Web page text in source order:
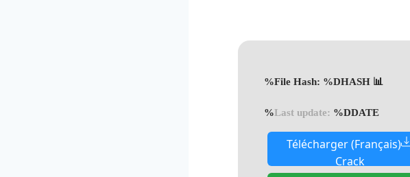
📊 File Hash: %DHASH%
Last update: %DDATE%
Télécharger (Français)
Crack